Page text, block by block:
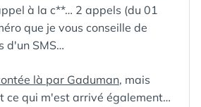
à la c**… 2 appels (du 01
que je vous conseille de
d'un SMS…
là par Gaduman, mais
ce qui m'est arrivé également…